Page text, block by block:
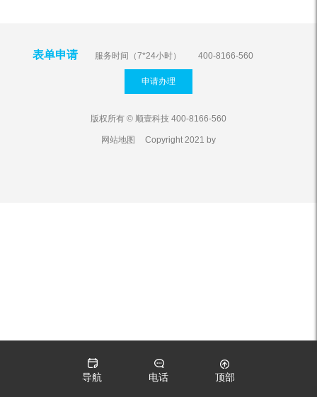
表单申请 服务时间（7*24小时） 400-8166-560
申请办理
版权所有 © 顺壹科技 400-8166-560
网站地图 Copyright 2021 by
导航 电话 顶部